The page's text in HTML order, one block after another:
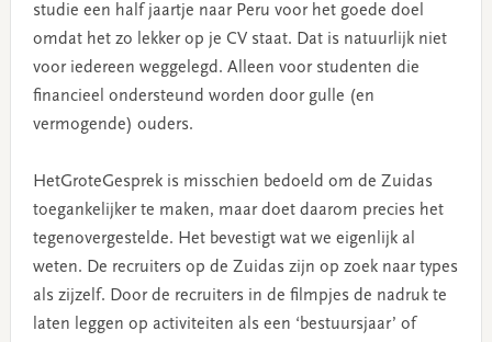
studie een half jaartje naar Peru voor het goede doel
omdat het zo lekker op je CV staat. Dat is natuurlijk niet
voor iedereen weggelegd. Alleen voor studenten die
financieel ondersteund worden door gulle (en
vermogende) ouders.
HetGroteGesprek is misschien bedoeld om de Zuidas
toegankelijker te maken, maar doet daarom precies het
tegenovergestelde. Het bevestigt wat we eigenlijk al
weten. De recruiters op de Zuidas zijn op zoek naar types
als zijzelf. Door de recruiters in de filmpjes de nadruk te
laten leggen op activiteiten als een ‘bestuursjaar’ of